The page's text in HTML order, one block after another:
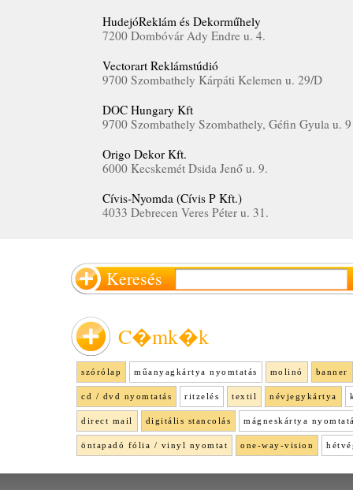
HudejóReklám és Dekorműhely
7200 Dombóvár Ady Endre u. 4.
Vectorart Reklámstúdió
9700 Szombathely Kárpáti Kelemen u. 29/D
DOC Hungary Kft
9700 Szombathely Szombathely, Géfin Gyula u. 9
Origo Dekor Kft.
6000 Kecskemét Dsida Jenő u. 9.
Cívis-Nyomda (Cívis P Kft.)
4033 Debrecen Veres Péter u. 31.
Keresés
C�mk�k
szórólap műanyagkártya nyomtatás molinó banner
cd / dvd nyomtatás ritzelés textil névjegykártya
direct mail digitális stancolás mágneskártya
öntapadó fólia / vinyl nyomtat one-way-vision